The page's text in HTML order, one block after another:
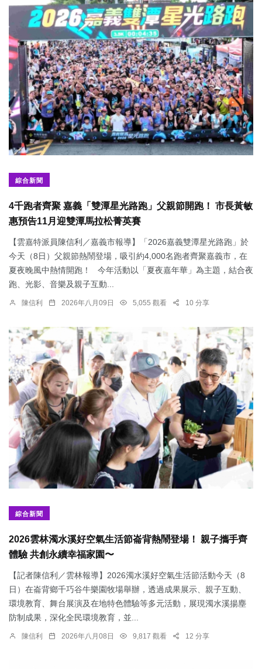
綜合新聞
4千跑者齊聚 嘉義「雙潭星光路跑」父親節開跑！ 市長黃敏
惠預告11月迎雙潭馬拉松菁英賽
【雲嘉特派員陳信利／嘉義市報導】「2026嘉義雙潭星光路跑」於
今天（8日）父親節熱鬧登場，吸引約4,000名跑者齊聚嘉義市，在
夏夜晚風中熱情開跑！ 今年活動以「夏夜嘉年華」為主題，結合夜
跑、光影、音樂及親子互動...
陳信利 2026年八月09日 5,055 觀看 10 分享
綜合新聞
2026雲林濁水溪好空氣生活節崙背熱鬧登場！ 親子攜手齊
體驗 共創永續幸福家園〜
【記者陳信利／雲林報導】2026濁水溪好空氣生活節活動今天（8
日）在崙背鄉千巧谷牛樂園牧場舉辦，透過成果展示、親子互動、
環境教育、舞台展演及在地特色體驗等多元活動，展現濁水溪揚塵
防制成果，深化全民環境教育，並...
陳信利 2026年八月08日 9,817 觀看 12 分享